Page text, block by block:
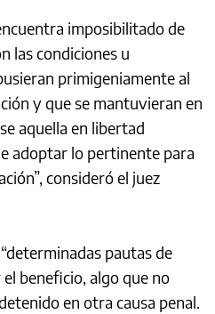
imposibilitado de
las condiciones u
primigeniamente al
y que se mantuvieran en
aquella en libertad
adoptar lo pertinente para
consideró el juez
pautas de
beneficio, algo que no
en otra causa penal.